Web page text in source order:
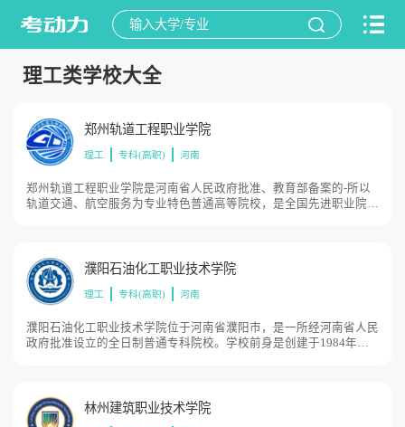
理工类学校大全
郑州轨道工程职业学院
理工 专科(高职) 河南
郑州轨道工程职业学院是河南省人民政府批准、教育部备案的-所以
轨道交通、航空服务为专业特色普通高等院校，是全国先进职业院
濮阳石油化工职业技术学院
理工 专科(高职) 河南
濮阳石油化工职业技术学院位于河南省濮阳市，是一所经河南省人民
政府批准设立的全日制普通专科院校。学校前身是创建于1984年的
入。河南省教育厅负责教育教学管理工作，目前学校总体占地面积
360亩。
林州建筑职业技术学院